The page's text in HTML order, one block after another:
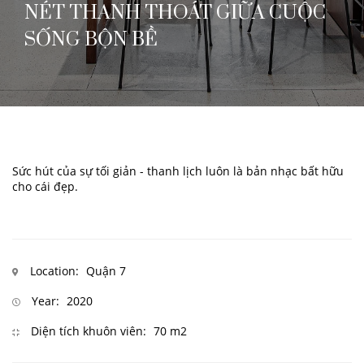
NÉT THANH THOÁT GIỮA CUỘC
SỐNG BỘN BỀ
Sức hút của sự tối giản - thanh lịch luôn là bản nhạc bất hữu
cho cái đẹp.
Location: Quận 7
Year: 2020
Diện tích khuôn viên: 70 m2